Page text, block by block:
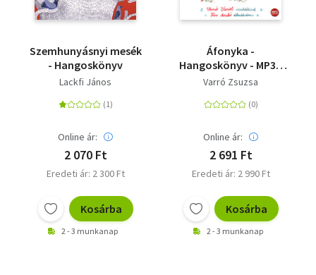
Szemhunyásnyi mesék
- Hangoskönyv
Lackfi János
Online ár:
2 070 Ft
Eredeti ár: 2 300 Ft
Kosárba
2 - 3 munkanap
Áfonyka -
Hangoskönyv - MP3 -
Varró Dániel
Varró Zsuzsa
Online ár:
2 691 Ft
Eredeti ár: 2 990 Ft
Kosárba
2 - 3 munkanap